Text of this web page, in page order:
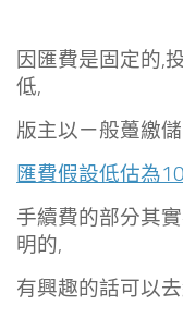
因匯費是固定的,
低,
版主以ㄧ般躉繳
匯費假設低估為
手續費的部分其
明的,
有興趣的話可以